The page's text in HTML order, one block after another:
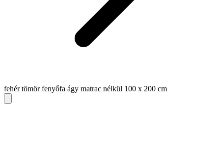
fehér tömör fenyőfa ágy matrac nélkül 100 x 200 cm